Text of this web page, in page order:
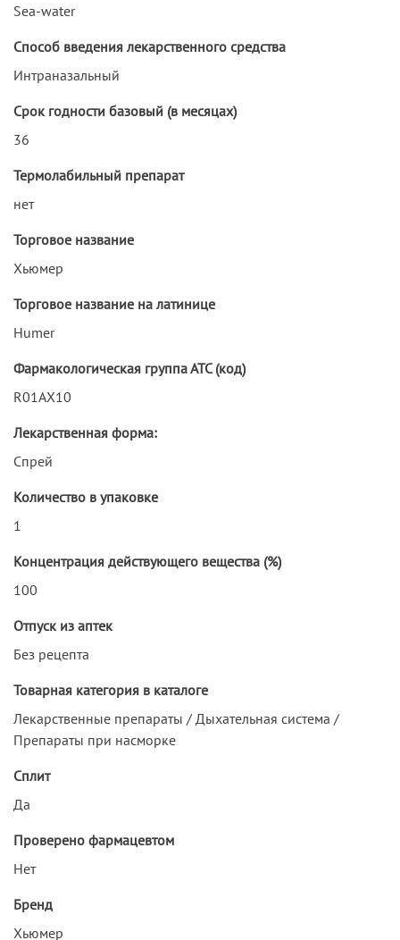
Sea-water
Способ введения лекарственного средства
Интраназальный
Срок годности базовый (в месяцах)
36
Термолабильный препарат
нет
Торговое название
Хьюмер
Торговое название на латинице
Humer
Фармакологическая группа АТС (код)
R01AX10
Лекарственная форма:
Спрей
Количество в упаковке
1
Концентрация действующего вещества (%)
100
Отпуск из аптек
Без рецепта
Товарная категория в каталоге
Лекарственные препараты / Дыхательная система /
Препараты при насморке
Сплит
Да
Проверено фармацевтом
Нет
Бренд
Хьюмер